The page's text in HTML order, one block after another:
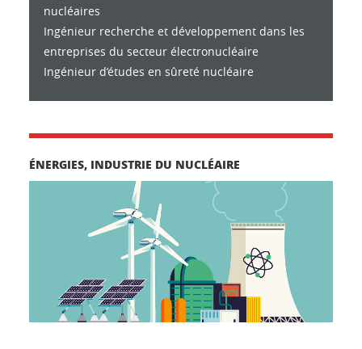
nucléaires
Ingénieur recherche et développement dans les
entreprises du secteur électronucléaire
Ingénieur d’études en sûreté nucléaire
ÉNERGIES, INDUSTRIE DU NUCLÉAIRE